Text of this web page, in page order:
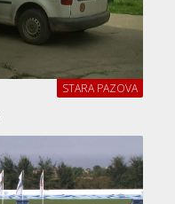
STARA PAZOVA